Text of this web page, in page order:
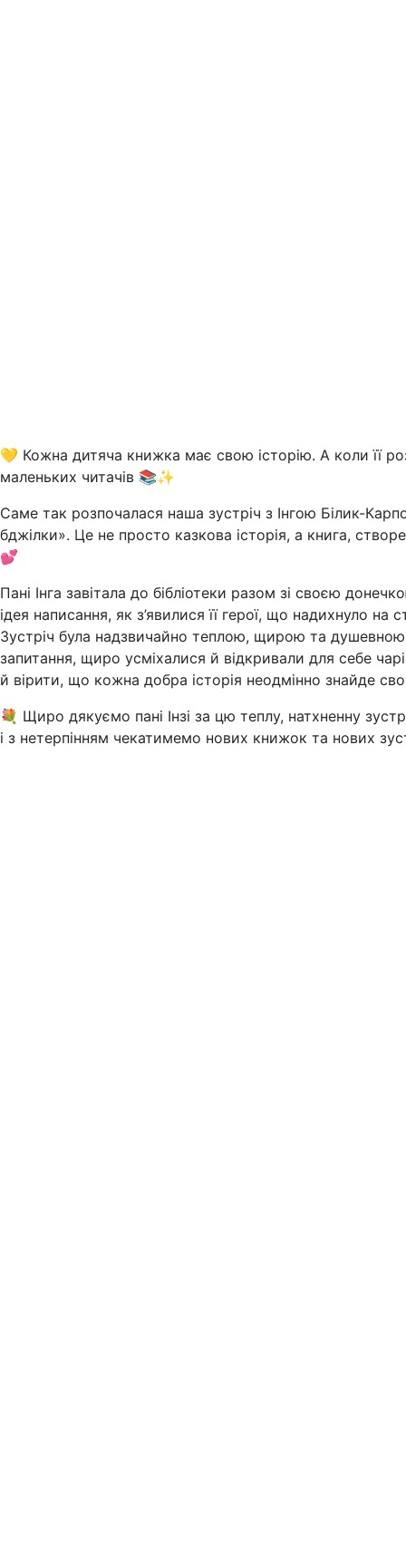
💛 Кожна дитяча книжка має свою історію. А коли її
маленьких читачів 📚✨
Саме так розпочалася наша зустріч з Інгою Білик-
бджілки». Це не просто казкова історія, а книга,
💕
Пані Інга завітала до бібліотеки разом зі своєю
ідея написання, як з’явилися її герої, що надихнуло
Зустріч була надзвичайно теплою, щирою та
запитання, щиро усміхалися й відкривали для себе
й вірити, що кожна добра історія неодмінно знайде
💐 Щиро дякуємо пані Інзі за цю теплу, натхненну
і з нетерпінням чекатимемо нових книжок та нових